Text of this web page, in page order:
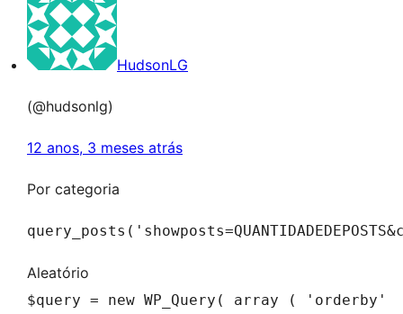
HudsonLG
(@hudsonlg)
12 anos, 3 meses atrás
Por categoria
Aleatório
$query = new WP_Query( array ( 'orderby'